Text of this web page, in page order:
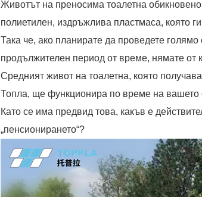
Животът на преносима тоалетна
полиетилен, издръжлива пластмаса, която
Така че, ако планирате да проведете
продължителен период от време, нямате от
Средният живот на тоалетна, която
Топла, ще функционира по време на вашето
Като се има предвид това, какъв е
„пенсионирането“?